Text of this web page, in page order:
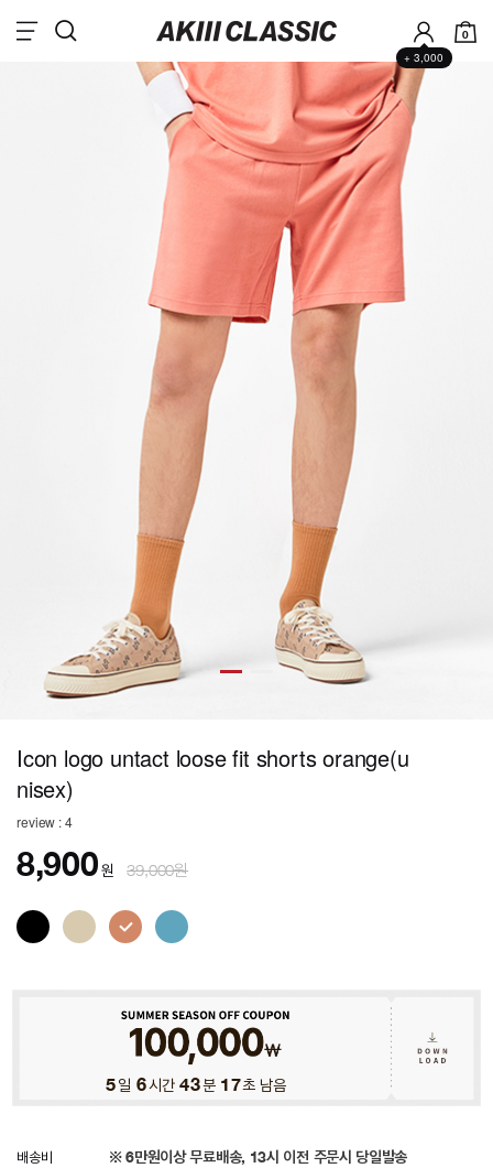
+ 3,000
0
Icon logo untact loose fit shorts orange(u
nisex)
review : 4
8,900원 39,000원
5일 6시간 43분 14초 남음
배송비 ※ 6만원이상 무료배송, 13시 이전 주문시 당일발송